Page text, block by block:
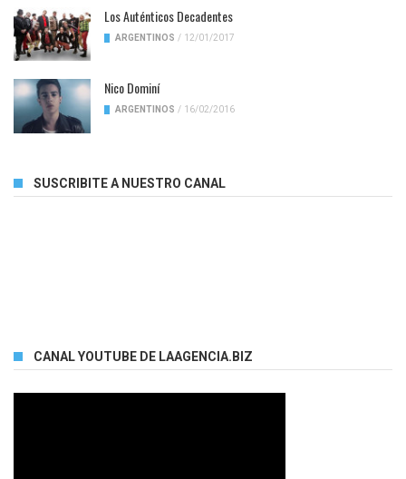
Los Auténticos Decadentes
ARGENTINOS / 12/01/2017
Nico Dominí
ARGENTINOS / 16/02/2016
SUSCRIBITE A NUESTRO CANAL
CANAL YOUTUBE DE LAAGENCIA.BIZ